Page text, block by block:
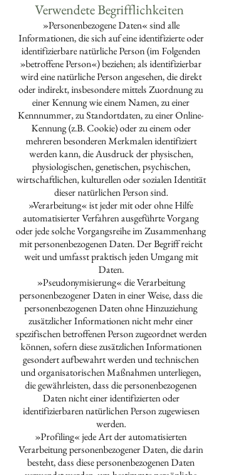
Verwendete Begrifflichkeiten
»Personenbezogene Daten« sind alle
Informationen, die sich auf eine identifizierte oder
identifizierbare natürliche Person (im Folgenden
»betroffene Person«) beziehen; als identifizierbar
wird eine natürliche Person angesehen, die direkt
oder indirekt, insbesondere mittels Zuordnung zu
einer Kennung wie einem Namen, zu einer
Kennnummer, zu Standortdaten, zu einer Online-
Kennung (z.B. Cookie) oder zu einem oder
mehreren besonderen Merkmalen identifiziert
werden kann, die Ausdruck der physischen,
physiologischen, genetischen, psychischen,
wirtschaftlichen, kulturellen oder sozialen Identität
dieser natürlichen Person sind.
»Verarbeitung« ist jeder mit oder ohne Hilfe
automatisierter Verfahren ausgeführte Vorgang
oder jede solche Vorgangsreihe im Zusammenhang
mit personenbezogenen Daten. Der Begriff reicht
weit und umfasst praktisch jeden Umgang mit
Daten.
»Pseudonymisierung« die Verarbeitung
personenbezogener Daten in einer Weise, dass die
personenbezogenen Daten ohne Hinzuziehung
zusätzlicher Informationen nicht mehr einer
spezifischen betroffenen Person zugeordnet werden
können, sofern diese zusätzlichen Informationen
gesondert aufbewahrt werden und technischen
und organisatorischen Maßnahmen unterliegen,
die gewährleisten, dass die personenbezogenen
Daten nicht einer identifizierten oder
identifizierbaren natürlichen Person zugewiesen
werden.
»Profiling« jede Art der automatisierten
Verarbeitung personenbezogener Daten, die darin
besteht, dass diese personenbezogenen Daten